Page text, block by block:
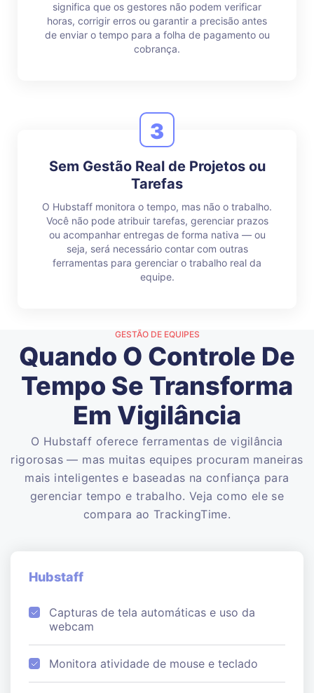
significa que os gestores não podem verificar
horas, corrigir erros ou garantir a precisão antes
de enviar o tempo para a folha de pagamento ou
cobrança.
3
Sem Gestão Real de Projetos ou
Tarefas
O Hubstaff monitora o tempo, mas não o trabalho.
Você não pode atribuir tarefas, gerenciar prazos
ou acompanhar entregas de forma nativa — ou
seja, será necessário contar com outras
ferramentas para gerenciar o trabalho real da
equipe.
GESTÃO DE EQUIPES
Quando O Controle De
Tempo Se Transforma
Em Vigilância
O Hubstaff oferece ferramentas de vigilância
rigorosas — mas muitas equipes procuram maneiras
mais inteligentes e baseadas na confiança para
gerenciar tempo e trabalho. Veja como ele se
compara ao TrackingTime.
Hubstaff
Capturas de tela automáticas e uso da
webcam
Monitora atividade de mouse e teclado